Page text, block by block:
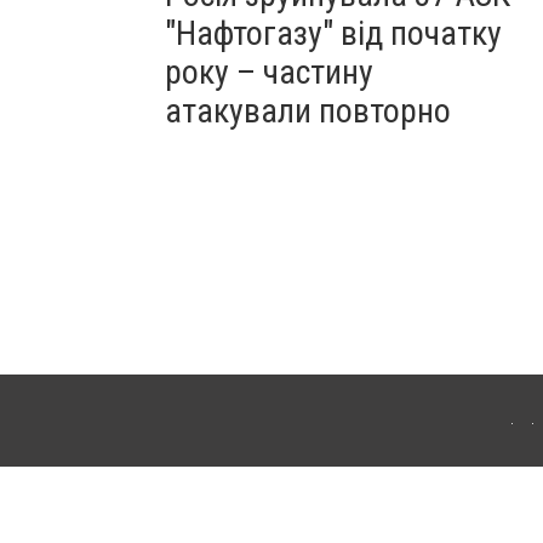
"Нафтогазу" від початку
року – частину
атакували повторно